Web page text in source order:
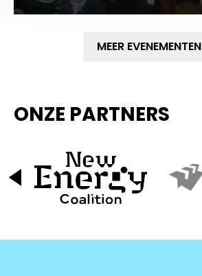
MEER EVENEMENTEN
ONZE PARTNERS